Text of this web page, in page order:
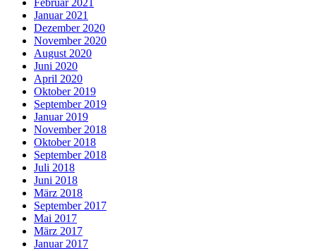
Februar 2021
Januar 2021
Dezember 2020
November 2020
August 2020
Juni 2020
April 2020
Oktober 2019
September 2019
Januar 2019
November 2018
Oktober 2018
September 2018
Juli 2018
Juni 2018
März 2018
September 2017
Mai 2017
März 2017
Januar 2017